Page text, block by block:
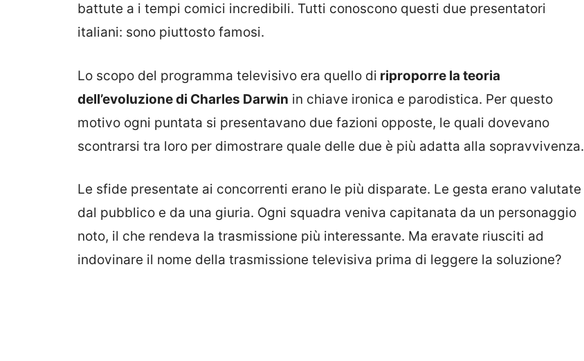
battute a i tempi comici incredibili. Tutti conoscono questi due presentatori
italiani: sono piuttosto famosi.
Lo scopo del programma televisivo era quello di riproporre la teoria
dell’evoluzione di Charles Darwin in chiave ironica e parodistica. Per questo
motivo ogni puntata si presentavano due fazioni opposte, le quali dovevano
scontrarsi tra loro per dimostrare quale delle due è più adatta alla sopravvivenza.
Le sfide presentate ai concorrenti erano le più disparate. Le gesta erano valutate
dal pubblico e da una giuria. Ogni squadra veniva capitanata da un personaggio
noto, il che rendeva la trasmissione più interessante. Ma eravate riusciti ad
indovinare il nome della trasmissione televisiva prima di leggere la soluzione?